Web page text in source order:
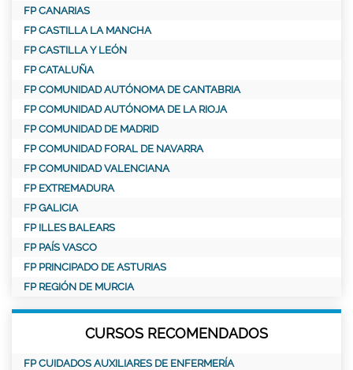
FP CANARIAS
FP CASTILLA LA MANCHA
FP CASTILLA Y LEÓN
FP CATALUÑA
FP COMUNIDAD AUTÓNOMA DE CANTABRIA
FP COMUNIDAD AUTÓNOMA DE LA RIOJA
FP COMUNIDAD DE MADRID
FP COMUNIDAD FORAL DE NAVARRA
FP COMUNIDAD VALENCIANA
FP EXTREMADURA
FP GALICIA
FP ILLES BALEARS
FP PAÍS VASCO
FP PRINCIPADO DE ASTURIAS
FP REGIÓN DE MURCIA
CURSOS RECOMENDADOS
FP CUIDADOS AUXILIARES DE ENFERMERÍA